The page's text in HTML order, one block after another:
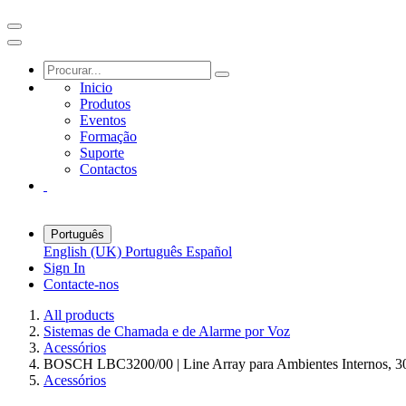
Inicio
Produtos
Eventos
Formação
Suporte
Contactos
Português
English (UK) Português Español
Sign In
Contacte-nos
All products
Sistemas de Chamada e de Alarme por Voz
Acessórios
BOSCH LBC3200/00 | Line Array para Ambientes Internos,
Acessórios